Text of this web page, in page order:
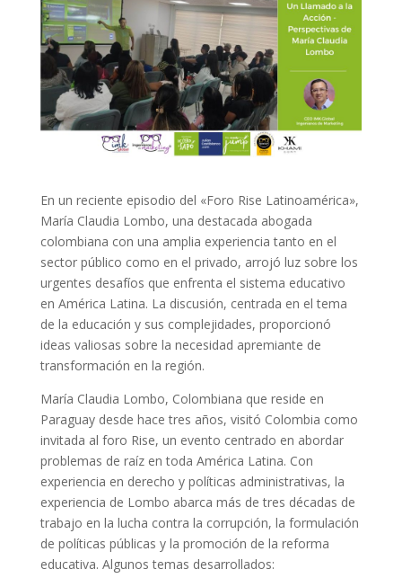
En un reciente episodio del «Foro Rise Latinoamérica»,
María Claudia Lombo, una destacada abogada
colombiana con una amplia experiencia tanto en el
sector público como en el privado, arrojó luz sobre los
urgentes desafíos que enfrenta el sistema educativo
en América Latina. La discusión, centrada en el tema
de la educación y sus complejidades, proporcionó
ideas valiosas sobre la necesidad apremiante de
transformación en la región.
María Claudia Lombo, Colombiana que reside en
Paraguay desde hace tres años, visitó Colombia como
invitada al foro Rise, un evento centrado en abordar
problemas de raíz en toda América Latina. Con
experiencia en derecho y políticas administrativas, la
experiencia de Lombo abarca más de tres décadas de
trabajo en la lucha contra la corrupción, la formulación
de políticas públicas y la promoción de la reforma
educativa. Algunos temas desarrollados: